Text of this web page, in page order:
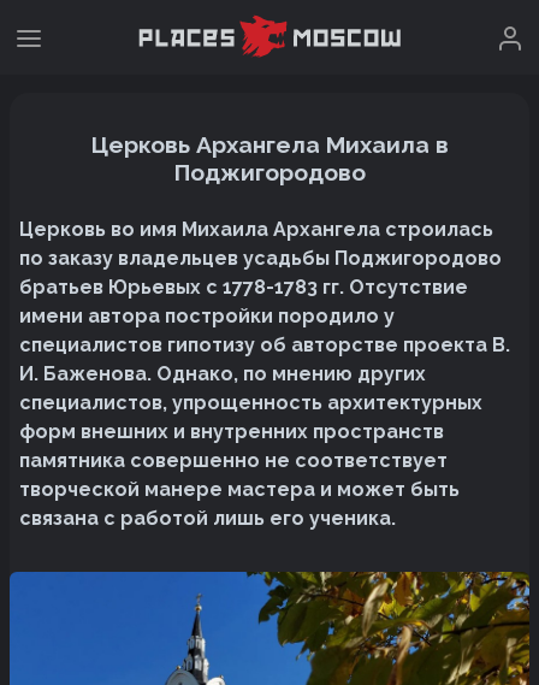
Церковь Архангела Михаила в
Поджигородово
Церковь во имя Михаила Архангела строилась
по заказу владельцев усадьбы Поджигородово
братьев Юрьевых с 1778-1783 гг. Отсутствие
имени автора постройки породило у
специалистов гипотизу об авторстве проекта В.
И. Баженова. Однако, по мнению других
специалистов, упрощенность архитектурных
форм внешних и внутренних пространств
памятника совершенно не соответствует
творческой манере мастера и может быть
связана с работой лишь его ученика.